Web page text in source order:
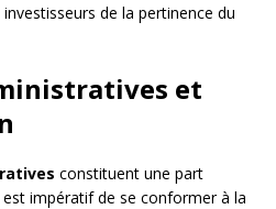
de la pertinence du
et
constituent une part
impératif de se conformer à la